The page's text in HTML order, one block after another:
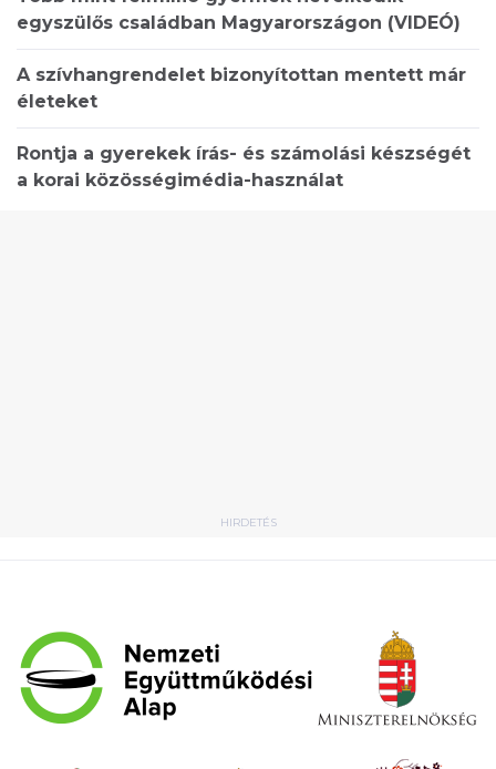
egyszülős családban Magyarországon (VIDEÓ)
A szívhangrendelet bizonyítottan mentett már
életeket
Rontja a gyerekek írás- és számolási készségét
a korai közösségimédia-használat
HIRDETÉS